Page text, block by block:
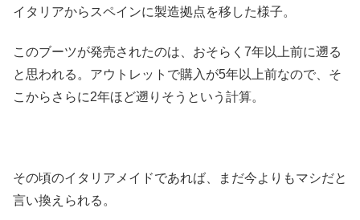
イタリアからスペインに製造拠点を移した様子。
このブーツが発売されたのは、おそらく7年以上前に遡る
と思われる。アウトレットで購入が5年以上前なので、そ
こからさらに2年ほど遡りそうという計算。
その頃のイタリアメイドであれば、まだ今よりもマシだと
言い換えられる。